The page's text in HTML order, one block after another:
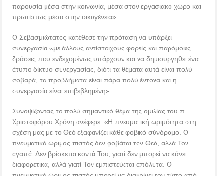
παρουσία μέσα στην κοινωνία, μέσα στον εργασιακό χώρο και
πρωτίστως μέσα στην οικογένεια».
Ο Σεβασμιώτατος κατέθεσε την πρόταση να υπάρξει
συνεργασία «με άλλους αντίστοιχους φορείς και παρόμοιες
δράσεις που ενδεχομένως υπάρχουν και να δημιουργηθεί ένα
άτυπο δίκτυο συνεργασίας, διότι τα θέματα αυτά είναι πολύ
σοβαρά, τα προβλήματα είναι πάρα πολύ έντονα και η
συνεργασία είναι επιβεβλημένη».
Συνοψίζοντας το πολύ σημαντικό θέμα της ομιλίας του π.
Χριστοφόρου Χρόνη ανέφερε: «Η πνευματική ωριμότητα στη
σχέση μας με το Θεό εξαφανίζει κάθε φοβικό σύνδρομο. Ο
πνευματικά ώριμος πιστός δεν φοβάται τον Θεό, αλλά Τον
αγαπά. Δεν βρίσκεται κοντά Του, γιατί δεν μπορεί να κάνει
διαφορετικά, αλλά γιατί Τον εμπιστεύεται απόλυτα. Ο